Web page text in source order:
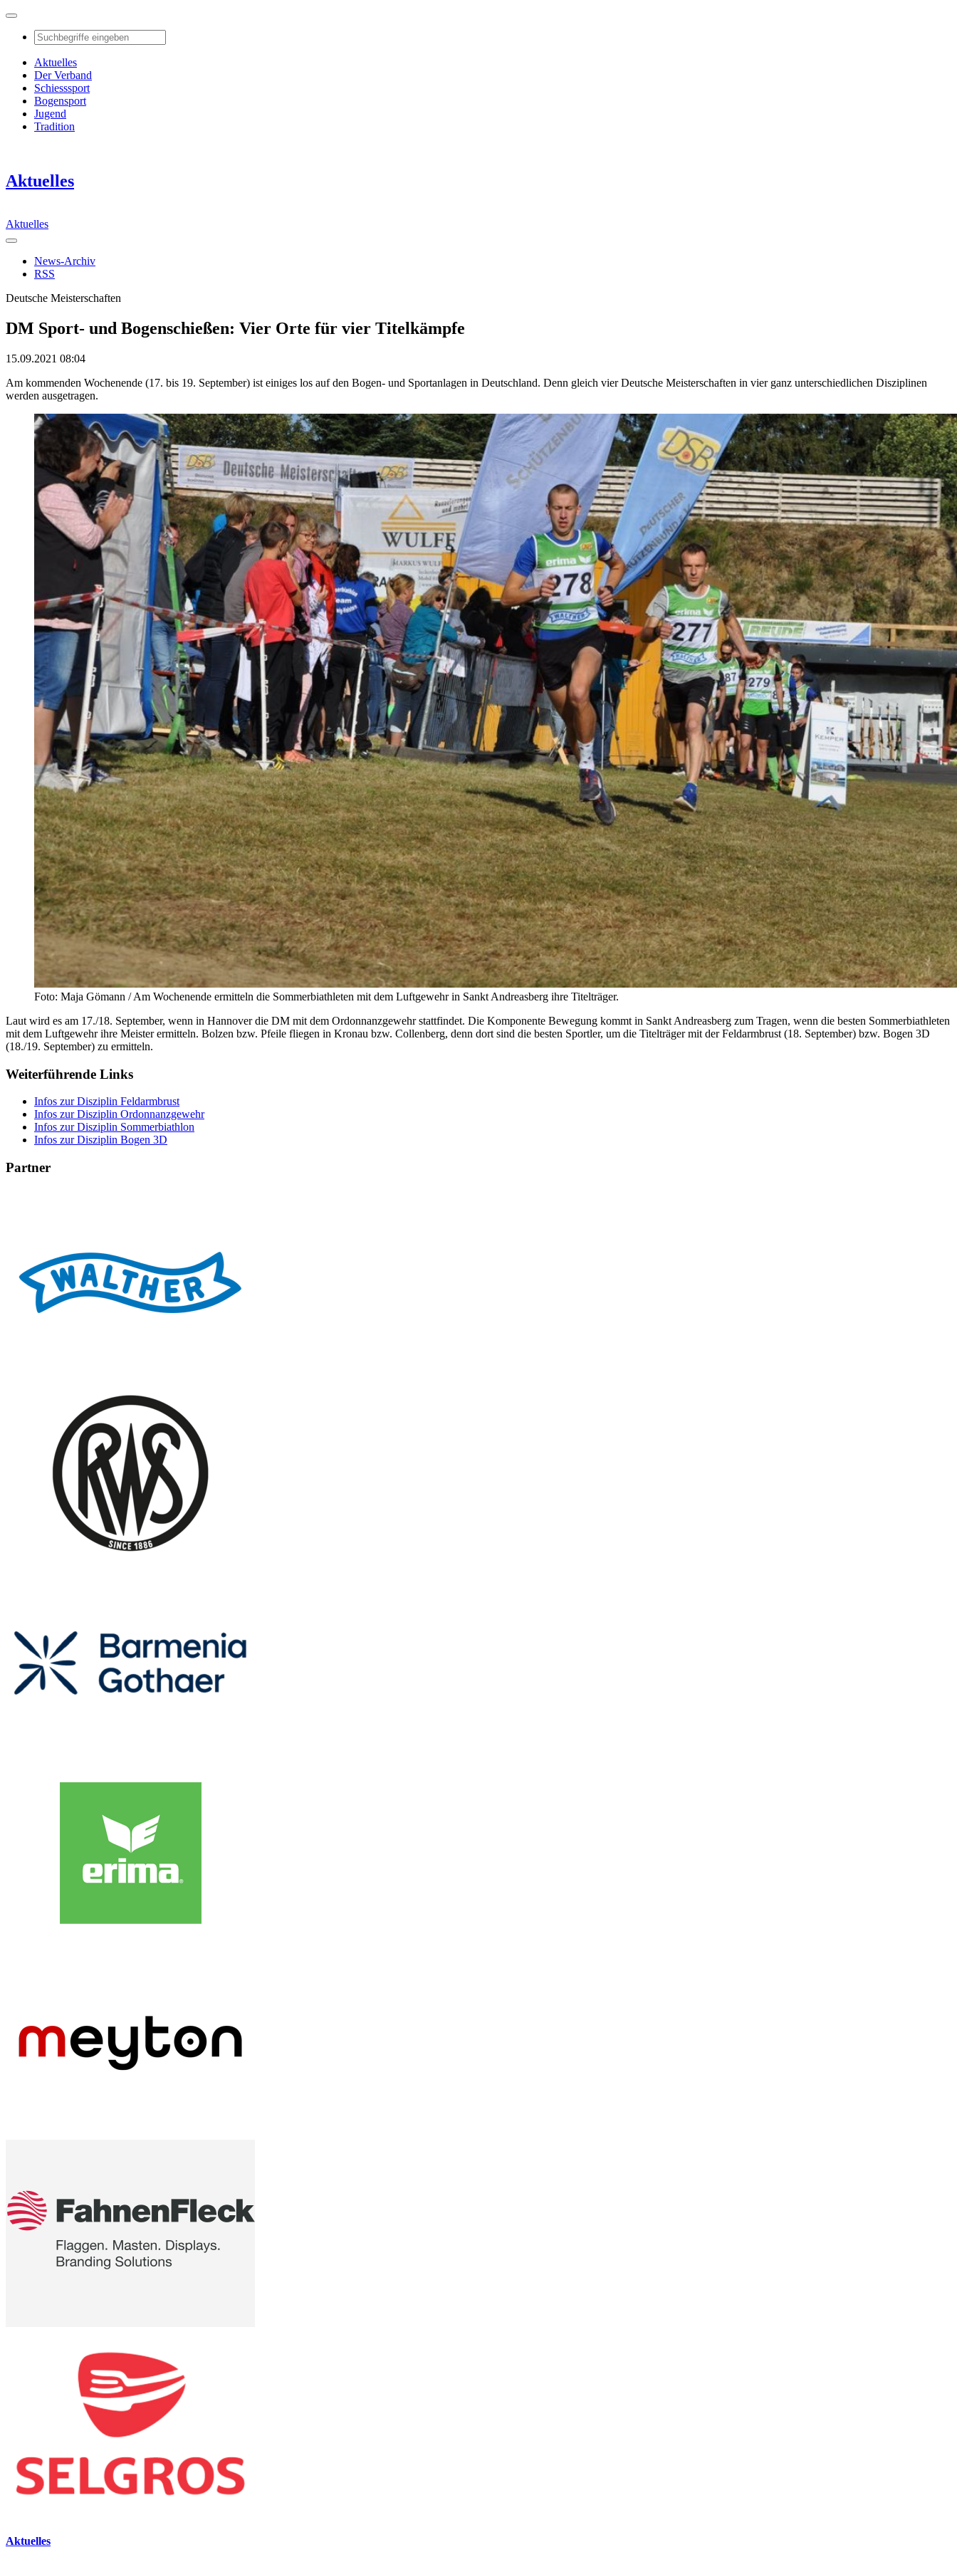
Aktuelles
Der Verband
Schiesssport
Bogensport
Jugend
Tradition
Aktuelles
Aktuelles
News-Archiv
RSS
Deutsche Meisterschaften
DM Sport- und Bogenschießen: Vier Orte für vier Titelkämpfe
15.09.2021 08:04
Am kommenden Wochenende (17. bis 19. September) ist einiges los auf den Bogen- und Sportanlagen in Deutschland. Denn gleich vier Deutsche Meisterschaften in vier ganz unterschiedlichen Disziplinen
werden ausgetragen.
Foto: Maja Gömann / Am Wochenende ermitteln die Sommerbiathleten mit dem Luftgewehr in Sankt Andreasberg ihre Titelträger.
Laut wird es am 17./18. September, wenn in Hannover die DM mit dem Ordonnanzgewehr stattfindet. Die Komponente Bewegung kommt in Sankt Andreasberg zum Tragen, wenn die besten Sommerbiathleten
mit dem Luftgewehr ihre Meister ermitteln. Bolzen bzw. Pfeile fliegen in Kronau bzw. Collenberg, denn dort sind die besten Sportler, um die Titelträger mit der Feldarmbrust (18. September) bzw. Bogen 3D
(18./19. September) zu ermitteln.
Weiterführende Links
Infos zur Disziplin Feldarmbrust
Infos zur Disziplin Ordonnanzgewehr
Infos zur Disziplin Sommerbiathlon
Infos zur Disziplin Bogen 3D
Partner
Aktuelles